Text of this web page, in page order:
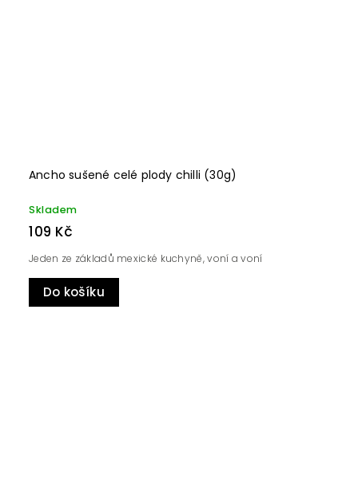
Ancho sušené celé plody chilli (30g)
Skladem
109 Kč
Do košíku
Jeden ze základů mexické kuchyně, voní a voní